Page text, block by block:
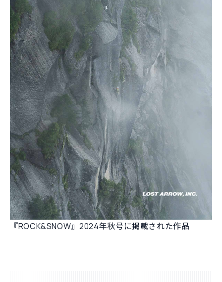
『ROCK&SNOW』2024年秋号に掲載された作品